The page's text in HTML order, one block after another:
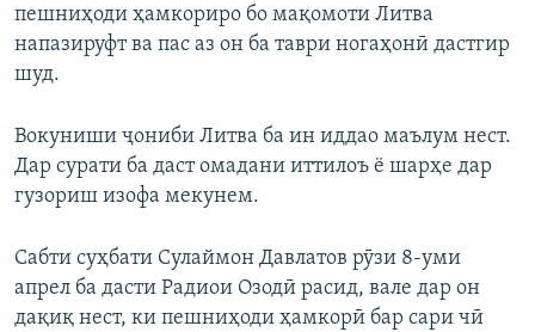
пешниҳоди ҳамкориро бо мақомоти Литва
напазируфт ва пас аз он ба таври ногаҳонӣ дастгир
шуд.
Вокуниши ҷониби Литва ба ин иддао маълум нест.
Дар сурати ба даст омадани иттилоъ ё шарҳе дар
гузориш изофа мекунем.
Сабти суҳбати Сулаймон Давлатов рӯзи 8-уми
апрел ба дасти Радиои Озодӣ расид, вале дар он
дақиқ нест, ки пешниҳоди ҳамкорӣ бар сари чӣ